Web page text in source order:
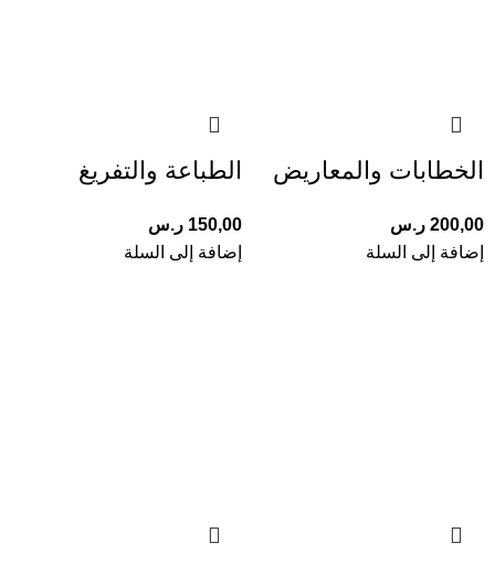
الخطابات والمعاريض
200,00 ر.س
إضافة إلى السلة
الطباعة والتفريغ
150,00 ر.س
إضافة إلى السلة